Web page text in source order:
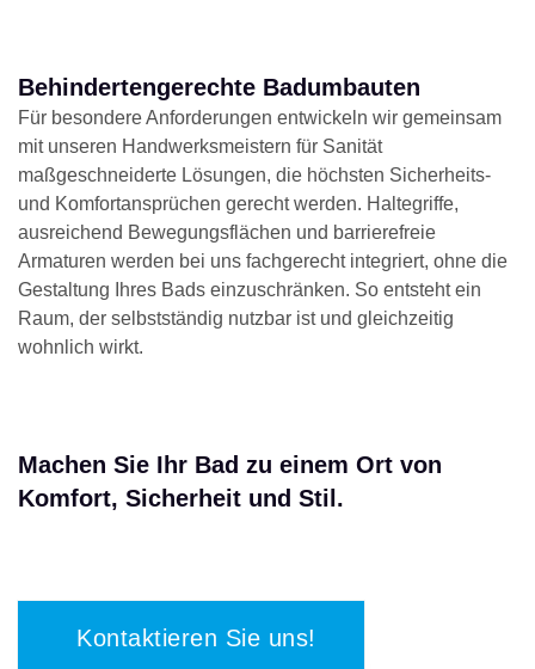
Behindertengerechte Badumbauten
Für besondere Anforderungen entwickeln wir gemeinsam
mit unseren Handwerksmeistern für Sanität
maßgeschneiderte Lösungen, die höchsten Sicherheits-
und Komfortansprüchen gerecht werden. Haltegriffe,
ausreichend Bewegungsflächen und barrierefreie
Armaturen werden bei uns fachgerecht integriert, ohne die
Gestaltung Ihres Bads einzuschränken. So entsteht ein
Raum, der selbstständig nutzbar ist und gleichzeitig
wohnlich wirkt.
Machen Sie Ihr Bad zu einem Ort von
Komfort, Sicherheit und Stil.
Kontaktieren Sie uns!